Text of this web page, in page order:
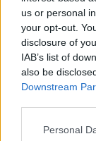
us or personal
your opt-out.
disclosure of
IAB’s list of
also be
Downstream
Personal